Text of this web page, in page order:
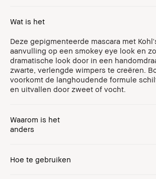
Wat is het
Deze gepigmenteerde mascara met
aanvulling op een smokey eye look en
dramatische look door in een
zwarte, verlengde wimpers te creëren.
voorkomt de langhoudende formule
en uitvallen door zweet of vocht.
Waarom is het
anders
Hoe te gebruiken